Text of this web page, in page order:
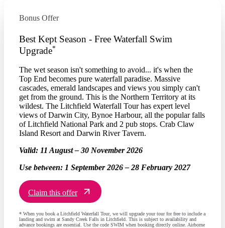
Bonus Offer
Best Kept Season - Free Waterfall Swim
Upgrade*
The wet season isn't something to avoid... it's when the
Top End becomes pure waterfall paradise. Massive
cascades, emerald landscapes and views you simply can't
get from the ground. This is the Northern Territory at its
wildest. The Litchfield Waterfall Tour has expert level
views of Darwin City, Bynoe Harbour, all the popular falls
of Litchfield National Park and 2 pub stops. Crab Claw
Island Resort and Darwin River Tavern.
Valid: 11 August – 30 November 2026
Use between: 1 September 2026 – 28 February 2027
Claim this offer
* When you book a Litchfield Waterfall Tour, we will upgrade your tour for free to include a
landing and swim at Sandy Creek Falls in Litchfield. This is subject to availability and
advance bookings are essential. Use the code SWIM when booking directly online. Airborne